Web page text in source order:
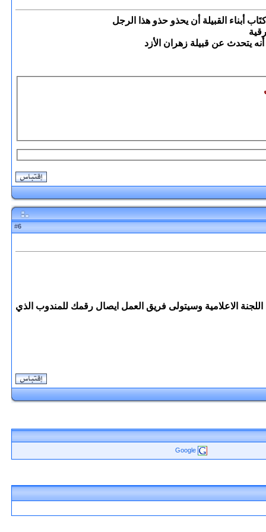
أبناء القبيلة أن يحذو حذو هذا الرجل
#
6
الاعلامية وسيتولى فريق العمل ايصال رقمك للمندوب الذي
Google